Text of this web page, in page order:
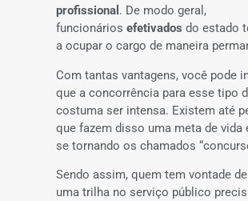
profissional . De modo geral,
funcionários efetivados do estado
a ocupar o cargo de maneira
Com tantas vantagens, você pode
que a concorrência para esse tipo
costuma ser intensa. Existem até
que fazem disso uma meta de vida
se tornando os chamados
Sendo assim, quem tem vontade
uma trilha no serviço público